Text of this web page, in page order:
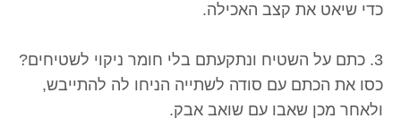
כדי שיאט את קצב האכילה.
3. כתם על השטיח ונתקעתם בלי חומר ניקוי לשטיחים?
כסו את הכתם עם סודה לשתייה הניחו לה להתייבש,
ולאחר מכן שאבו עם שואב אבק.